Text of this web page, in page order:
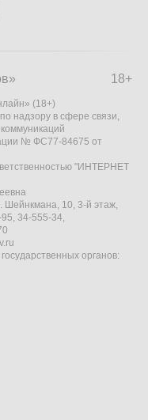
18+
(18+)
надзору в сфере связи,
№ ФС77-84675 от
"ИНТЕРНЕТ
Шейнкмана, 10, 3-й этаж,
34-555-34,
органов: